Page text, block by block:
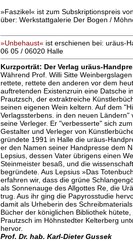
»Faszikel« ist zum Subskriptionspreis
über: Werkstattgalerie Der Bogen /
»Unbehaust« ist erschienen bei: uräus-
06 05 / 06020 Halle
Kurzporträt: Der Verlag uräus-
Während Prof. Willi Sitte
rettete, rettete den anderen vor dem
auftretenden Existenzruin eine Datsche
Prautzsch, der extraktreiche
seinen eigenen Wein keltern. Auf dem
Verlagssterbens. in den neuen Ländern"
seine Verleger. Er "verbesserte" sich
Gestalter und Verleger von
gründete 1991 in Halle die uräus-
er den Namen seiner Handpresse dem
Lepsius, dessen Vater übrigens einen
Steinmeister besaß, und die
begründete. Aus Lepsius »Das
erfahren wir, dass die grüne
als Sonnenauge des Allgottes Re, die
trug. Aus ihr ging die Papyrosstudie
damit als Urheberin des
Bücher der königlichen Bibliothek
Prautzsch im Höhnstedter Kelterberg
hervor.
Prof. Dr. hab. Karl-Dieter Gussek